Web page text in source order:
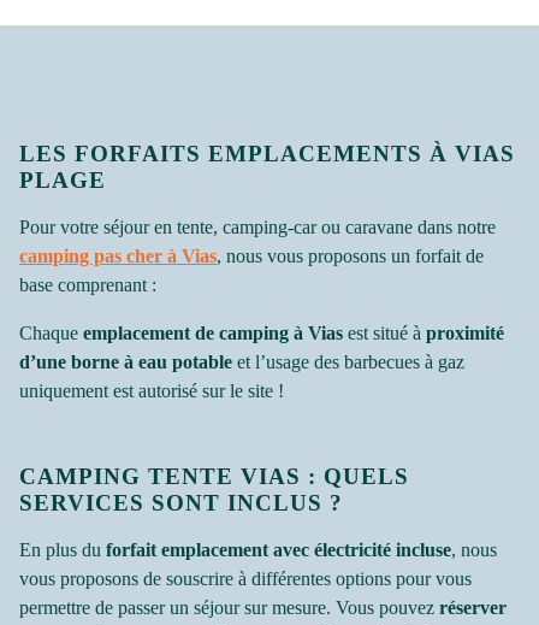
LES FORFAITS EMPLACEMENTS À VIAS
PLAGE
Pour votre séjour en tente, camping-car ou caravane dans notre
camping pas cher à Vias, nous vous proposons un forfait de
base comprenant :
Chaque emplacement de camping à Vias est situé à proximité
d’une borne à eau potable et l’usage des barbecues à gaz
uniquement est autorisé sur le site !
CAMPING TENTE VIAS : QUELS
SERVICES SONT INCLUS ?
En plus du forfait emplacement avec électricité incluse, nous
vous proposons de souscrire à différentes options pour vous
permettre de passer un séjour sur mesure. Vous pouvez réserver